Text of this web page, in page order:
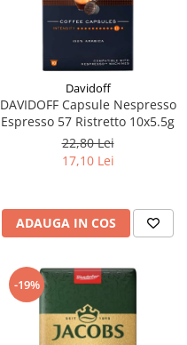
Davidoff
DAVIDOFF Capsule Nespresso
Espresso 57 Ristretto 10x5.5g
22,80 Lei
17,10 Lei
ADAUGA IN COS
-19%